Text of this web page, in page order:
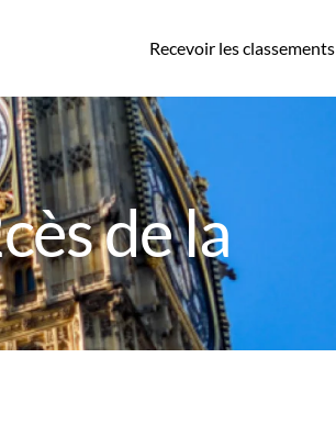
Recevoir les classements
de la